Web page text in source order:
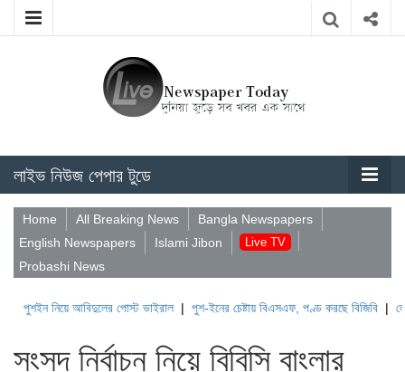
লাইভ নিউজ পেপার টুডে
Home All Breaking News
Bangla Newspapers
English Newspapers
Islami Jibon Live TV
Probashi News
আবিদুলের পোস্ট ভাইরাল|পুশ-ইনের চেষ্টায় বিএসএফ, পণ্ড করছে বিজিবি| লেবাননের
সংসদ নির্বাচন নিয়ে বিবিসি বাংলার